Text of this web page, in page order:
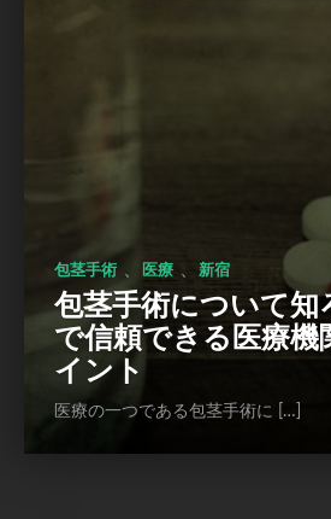
包茎手術 、 医療 、 新宿
包茎手術について知
で信頼できる医療機
イント
医療の一つである包茎手術に […]